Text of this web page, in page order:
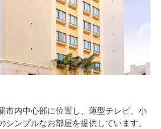
市内中心部に位置し、薄型テレビ、小
シンプルなお部屋を提供しています。